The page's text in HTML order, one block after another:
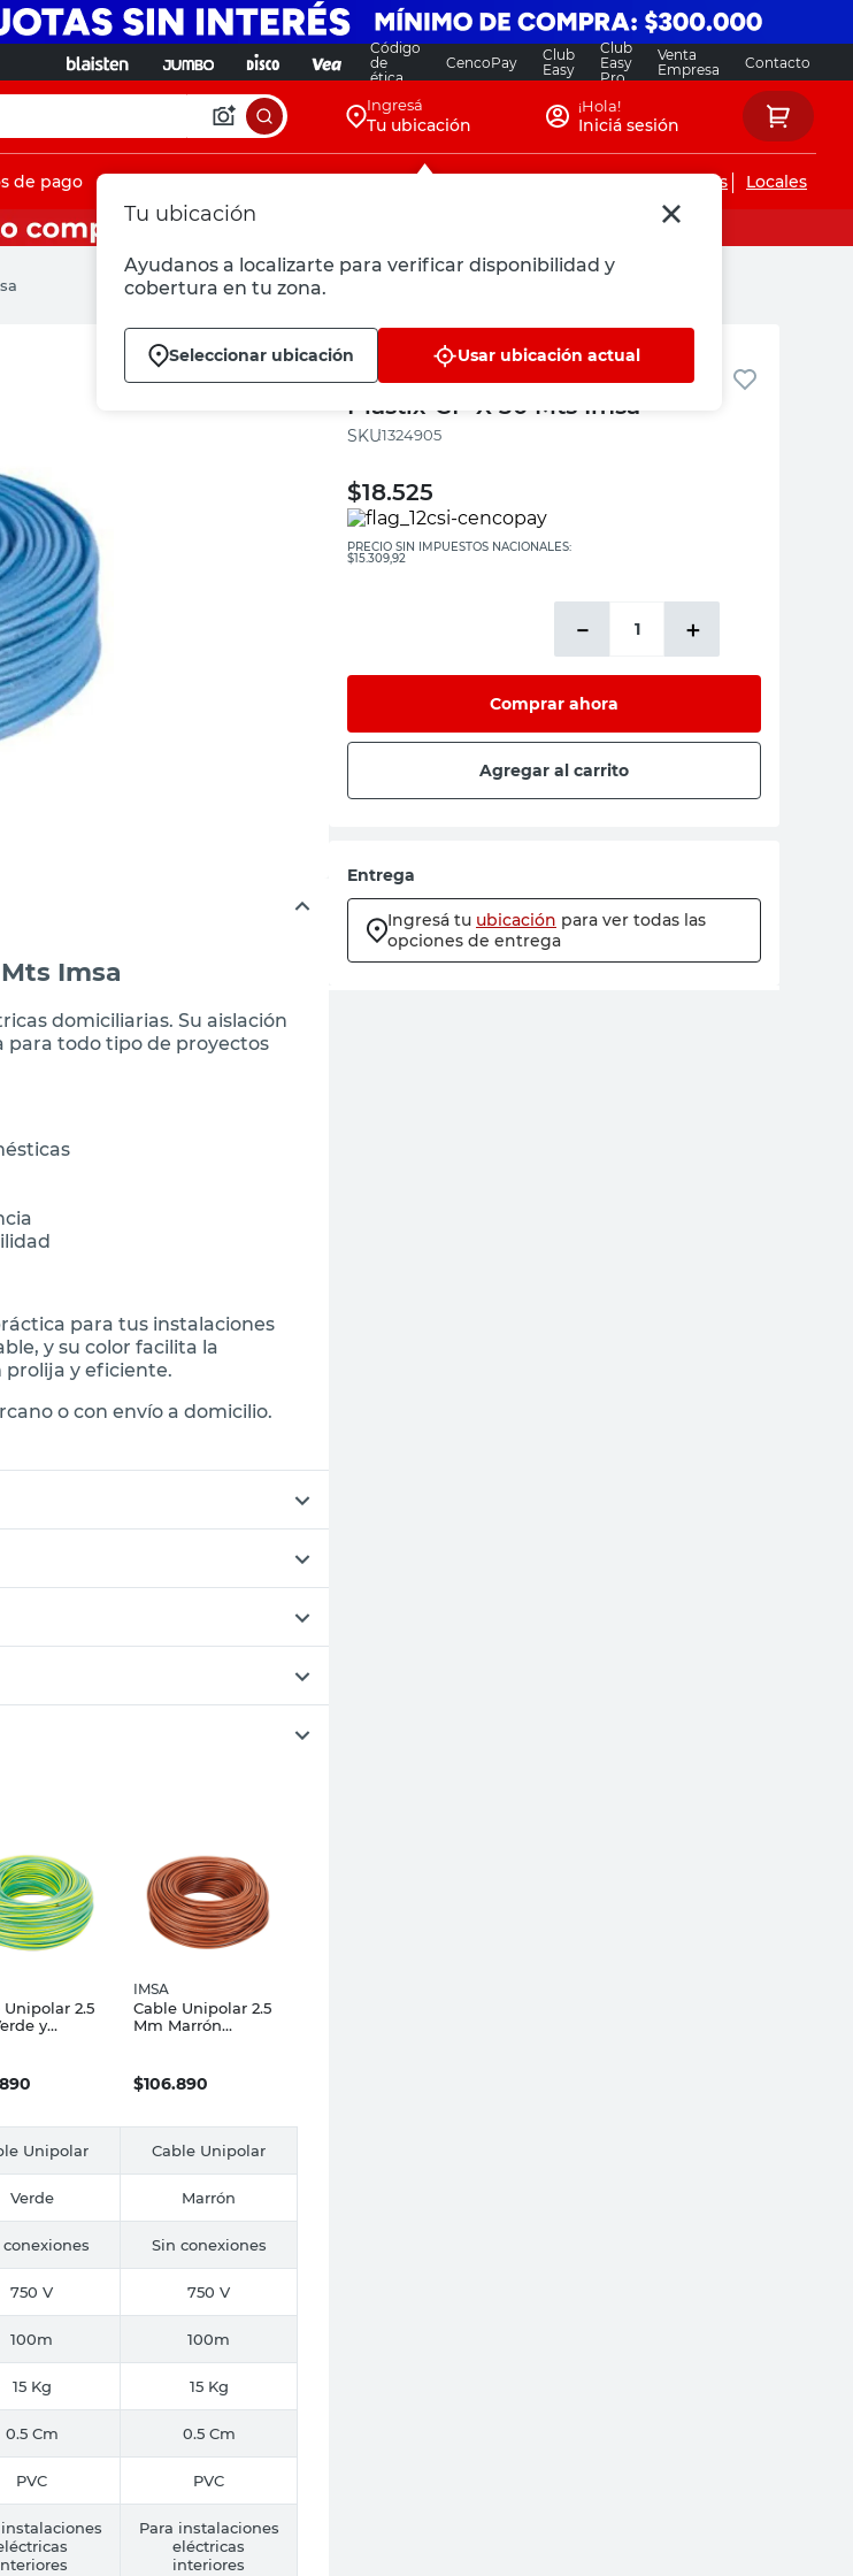
Código
de
ética
CencoPay
Club
Easy
Club
Easy
Pro
Venta
Empresa
Contacto
Ingresá
Tu ubicación
Tu ubicación
Ayudanos a localizarte para verificar disponibilidad y
cobertura en tu zona.
Seleccionar ubicación Usar ubicación actual
¡Hola!
Iniciá sesión
de pago Servicios de instalaciones Locales
Imsa
domiciliarias. Su aislación
para todo tipo de proyectos
para tus instalaciones
y su color facilita la
y eficiente.
o con envío a domicilio.
Unipolar 2.5
y
IMSA
Cable Unipolar 2.5
Mm Marrón
$106.890
Unipolar Cable Unipolar
Verde Marrón
conexiones Sin conexiones
750 V 750 V
100m 100m
15 Kg 15 Kg
0.5 Cm 0.5 Cm
PVC PVC
instalaciones
Para instalaciones
eléctricas
interiores
IMSA
Cable Unipolar 1 Mm Celeste
Plastix"Cf" X 30 Mts Imsa
:1324905
$18.525
PRECIO SIN IMPUESTOS NACIONALES:
$15.309,92
＋
－
Comprar ahora
Agregar al carrito
Entrega
Ingresá tu ubicación para ver todas las
opciones de entrega